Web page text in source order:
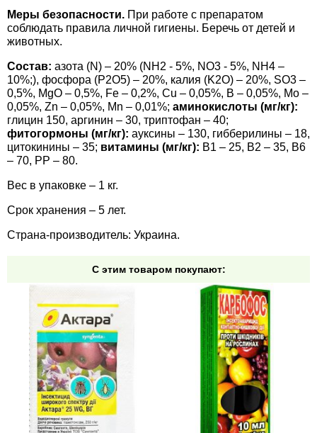
Меры безопасности. При работе с препаратом
соблюдать правила личной гигиены. Беречь от детей и
животных.
Состав: азота (N) – 20% (NH2 - 5%, NO3 - 5%, NH4 –
10%;), фосфора (P2O5) – 20%, калия (K2O) – 20%, SO3 –
0,5%, MgO – 0,5%, Fe – 0,2%, Cu – 0,05%, B – 0,05%, Mo –
0,05%, Zn – 0,05%, Mn – 0,01%; аминокислоты (мг/кг):
глицин 150, аргинин – 30, триптофан – 40;
фитогормоны (мг/кг): ауксины – 130, гибберилины – 18,
цитокинины – 35; витамины (мг/кг): B1 – 25, B2 – 35, B6
– 70, PP – 80.
Вес в упаковке – 1 кг.
Срок хранения – 5 лет.
Страна-производитель: Украина.
С этим товаром покупают: